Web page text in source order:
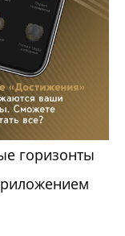
горизонты